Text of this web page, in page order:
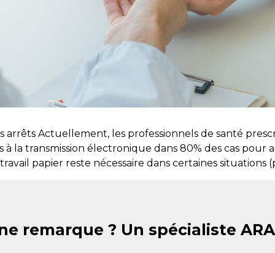
Actuellement, les professionnels de santé
la transmission électronique dans 80% des cas pour
papier reste nécessaire dans certaines situations
remarque ? Un spécialiste